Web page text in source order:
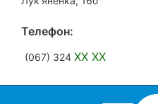
Телефон:
(067) 324 XX XX